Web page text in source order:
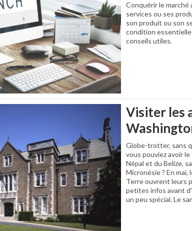
Conquérir le marché
services ou ses
son produit ou son
condition
conseils utiles.
Visiter les
Globe-trotter, sans
vous pouviez avoir
Népal et du Belize,
Micronésie ? En mai,
Terre ouvrent leurs
petites infos avant
un peu spécial. Le